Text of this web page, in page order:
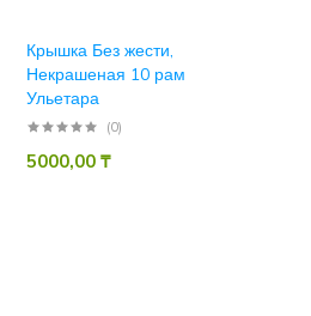
Крышка Без жести,
Некрашеная 10 рам
Ульетара
(0)
5000,00 ₸